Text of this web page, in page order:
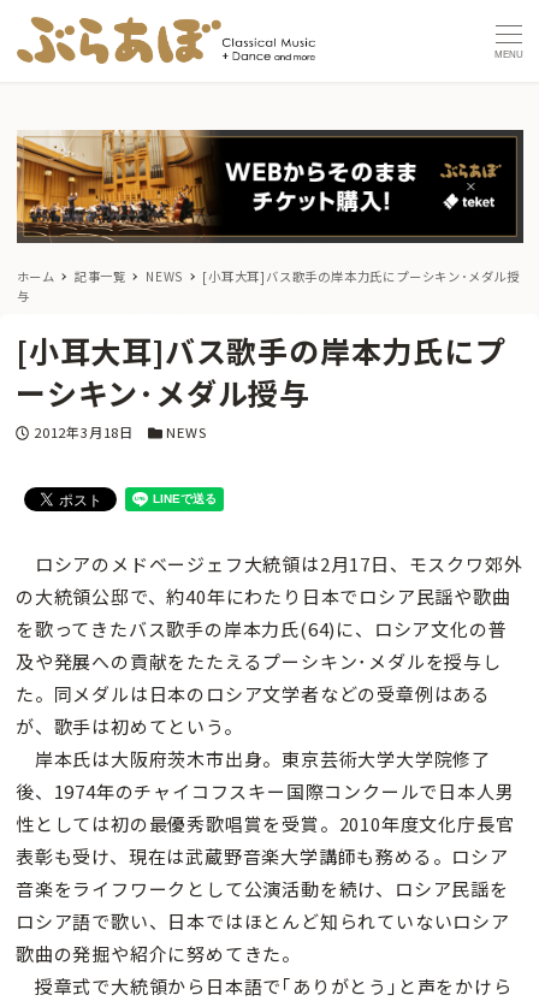
MENU
ホーム 記事一覧 NEWS
[小耳大耳]バス歌手の岸本力氏にプーシキン･メダル授
与
[小耳大耳]バス歌手の岸本力氏にプ
ーシキン･メダル授与
投稿日
2012年3月18日 カテゴリー
NEWS
ロシアのメドベージェフ大統領は2月17日、モスクワ郊外
の大統領公邸で、約40年にわたり日本でロシア民謡や歌曲
を歌ってきたバス歌手の岸本力氏(64)に、ロシア文化の普
及や発展への貢献をたたえるプーシキン･メダルを授与し
た。同メダルは日本のロシア文学者などの受章例はある
が、歌手は初めてという。
岸本氏は大阪府茨木市出身。東京芸術大学大学院修了
後、1974年のチャイコフスキー国際コンクールで日本人男
性としては初の最優秀歌唱賞を受賞。2010年度文化庁長官
表彰も受け、現在は武蔵野音楽大学講師も務める。ロシア
音楽をライフワークとして公演活動を続け、ロシア民謡を
ロシア語で歌い、日本ではほとんど知られていないロシア
歌曲の発掘や紹介に努めてきた。
授章式で大統領から日本語で｢ありがとう｣と声をかけら